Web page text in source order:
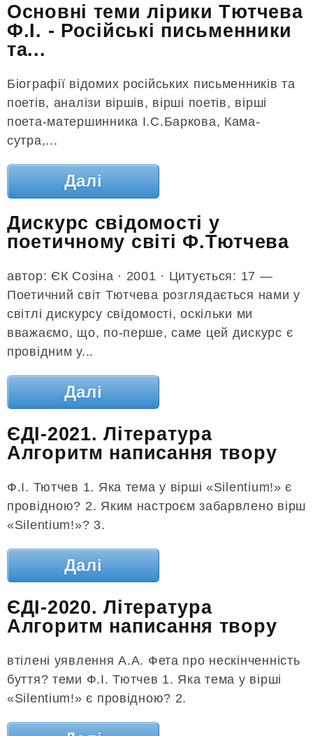
Основні теми лірики Тютчева
Ф.І. - Російські письменники
та...
Біографії відомих російських письменників та
поетів, аналізи віршів, вірші поетів, вірші
поета-матершинника І.С.Баркова, Кама-
сутра,...
Далі
Дискурс свідомості у
поетичному світі Ф.Тютчева
автор: ЄК Созіна · 2001 · Цитується: 17 —
Поетичний світ Тютчева розглядається нами у
світлі дискурсу свідомості, оскільки ми
вважаємо, що, по-перше, саме цей дискурс є
провідним у...
Далі
ЄДІ-2021. Література
Алгоритм написання твору
Ф.І. Тютчев 1. Яка тема у вірші «Silentium!» є
провідною? 2. Яким настроєм забарвлено вірш
«Silentium!»? 3.
Далі
ЄДІ-2020. Література
Алгоритм написання твору
втілені уявлення А.А. Фета про нескінченність
буття? теми Ф.І. Тютчев 1. Яка тема у вірші
«Silentium!» є провідною? 2.